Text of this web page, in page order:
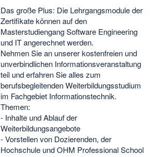
Das große Plus: Die Lehrgangsmodule der
Zertifikate können auf den
Masterstudiengang Software Engineering
und IT angerechnet werden.
Nehmen Sie an unserer kostenfreien und
unverbindlichen Informationsveranstaltung
teil und erfahren Sie alles zum
berufsbegleitenden Weiterbildungsstudium
im Fachgebiet Informationstechnik.
Themen:
- Inhalte und Ablauf der
Weiterbildungsangebote
- Vorstellen von Dozierenden, der
Hochschule und OHM Professional School